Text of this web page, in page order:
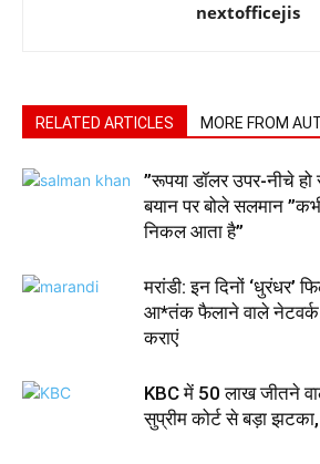
nextofficejis
RELATED ARTICLES MORE FROM
”रूपया डॉलर उपर-नीचे हो
बयान पर बोले सलमान
निकल आता है”
मरांडी: इन दिनों ‘धुरंधर’
आ*तंक फैलाने वाले
कराएं
KBC में 50 लाख जीतने
सुप्रीम कोर्ट से बड़ा झटका,